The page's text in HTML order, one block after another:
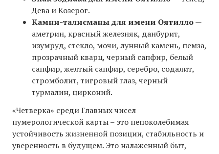
Дева и Козерог.
Камни-талисманы для имени Оятилло—
аметрин, красный железняк, данбурит,
изумруд, стекло, мочи, лунный камень, пемза,
прозрачный кварц, черный сапфир, белый
сапфир, желтый сапфир, серебро, содалит,
стромболит, тигровый глаз, черный
турмалин, цирконий.
«Четверка» среди Главных чисел
нумерологической карты – это непоколебимая
устойчивость жизненной позиции, стабильность и
уверенность в будущем. Это налаженный быт,